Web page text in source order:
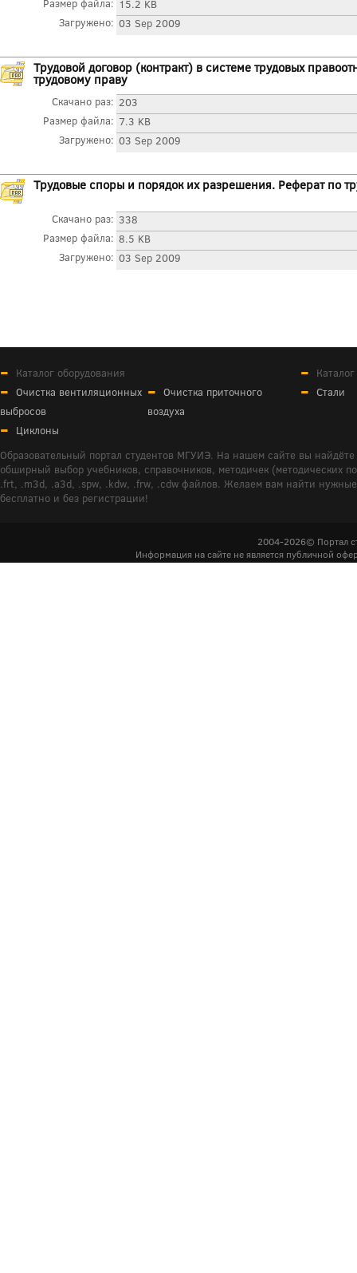
Размер файла: 15.2 KB
Загружено: 03 Sep 2009
Трудовой договор (контракт) в системе трудовых
трудовому праву
Скачано раз: 203
Размер файла: 7.3 KB
Загружено: 03 Sep 2009
Трудовые споры и порядок их разрешения. Реферат по
Скачано раз: 338
Размер файла: 8.5 KB
Загружено: 03 Sep 2009
Каталог оборудования
Очистка вентиляционных
выбросов
Очистка приточного
воздуха
Циклоны
Стали
Образовательный портал студентов МГУИЭ. На нашем сайте вы
обширный выбор учебников, справочников, методичек (методических
.frt, .m3d, .a3d, .spw, .kdw, .frw, .cdw файлов. Желаем вам найти
бесплатно и без регистрации!
2004-2026© Портал
Информация на сайте не является публичной